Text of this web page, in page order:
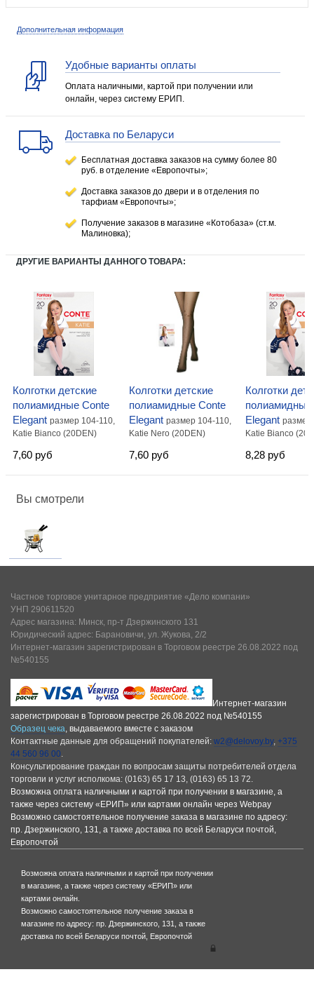
Дополнительная информация
Удобные варианты оплаты
Оплата наличными, картой при получении или
онлайн, через систему ЕРИП.
Доставка по Беларуси
Бесплатная доставка заказов на сумму более 80
руб. в отделение «Европочты»;
Доставка заказов до двери и в отделения по
тарфиам «Европочты»;
Получение заказов в магазине «Котобаза» (ст.м.
Малиновка);
ДРУГИЕ ВАРИАНТЫ ДАННОГО ТОВАРА:
Колготки детские
полиамидные Conte
Elegant размер 104-110,
Katie Bianco (20DEN)
7,60 руб
Колготки детские
полиамидные Conte
Elegant размер 104-110,
Katie Nero (20DEN)
7,60 руб
Колготки
полиамидные
Elegant размер
Katie Bianco
8,28 руб
Вы смотрели
Частное торговое унитарное предприятие «Дело компани»
УНП 290611520
Адрес магазина: Минск, пр-т Дзержинского 131
Юридический адрес: Барановичи, ул. Жукова, 2/2
Интернет-магазин зарегистрирован в Торговом реестре 26.08.2022 под
№540155
Интернет-магазин
зарегистрирован в Торговом реестре 26.08.2022 под №540155
Образец чека , выдаваемого вместе с заказом
Контактные данные для обращений покупателей: w2@delovoy.by, +375
44 560 96 00
Консультирование граждан по вопросам защиты потребителей отдела
торговли и услуг исполкома: (0163) 65 17 13, (0163) 65 13 72.
Возможна оплата наличными и картой при получении в магазине, а
также через систему «ЕРИП» или картами онлайн через Webpay
Возможно самостоятельное получение заказа в магазине по адресу:
пр. Дзержинского, 131, а также доставка по всей Беларуси почтой,
Европочтой
Возможна оплата наличными и картой при получении
в магазине, а также через систему «ЕРИП» или
картами онлайн.
Возможно самостоятельное получение заказа в
магазине по адресу: пр. Дзержинского, 131, а также
доставка по всей Беларуси почтой, Европочтой